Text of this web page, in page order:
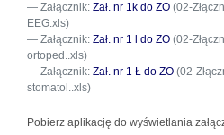
Załącznik: Zał. nr 1k do ZO (02-
EEG.xls)
Załącznik: Zał. nr 1 l do ZO (02-
ortoped..xls)
Załącznik: Zał. nr 1 Ł do ZO (02-
stomatol..xls)
Pobierz aplikację do wyświetlania